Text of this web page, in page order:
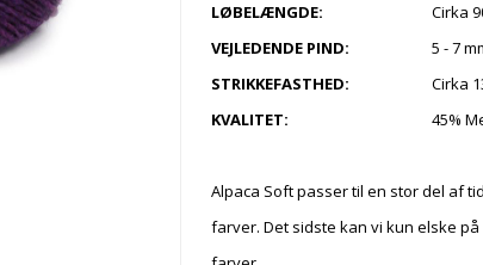
LØBELÆNGDE:
VEJLEDENDE PIND:
STRIKKEFASTHED:
KVALITET:
Cirka
5 - 7
Cirka
45%
Alpaca Soft passer til en stor del af
farver. Det sidste kan vi kun elske